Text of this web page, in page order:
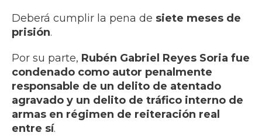
Deberá cumplir la pena de siete meses de
prisión.
Por su parte, Rubén Gabriel Reyes Soria fue
condenado como autor penalmente
responsable de un delito de atentado
agravado y un delito de tráfico interno de
armas en régimen de reiteración real
entre sí.